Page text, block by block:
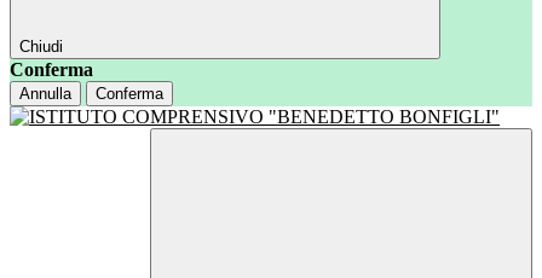
Chiudi
Conferma
Annulla Conferma